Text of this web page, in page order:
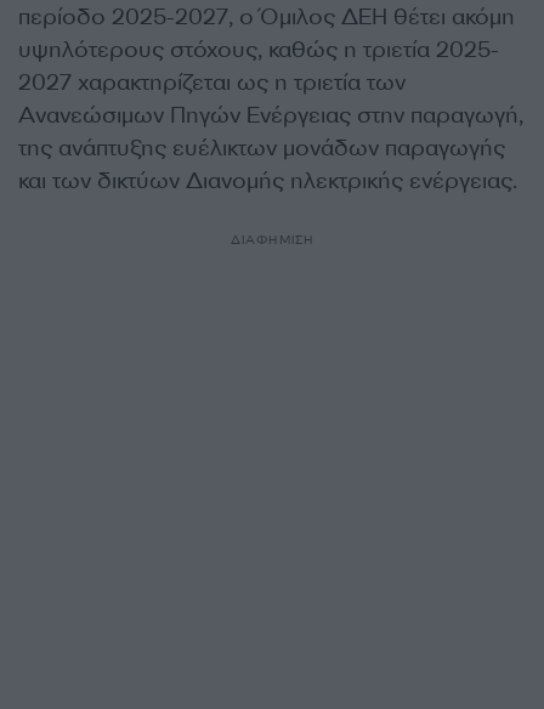
περίοδο 2025-2027, ο Όμιλος ΔΕΗ θέτει ακόμη
υψηλότερους στόχους, καθώς η τριετία 2025-
2027 χαρακτηρίζεται ως η τριετία των
Ανανεώσιμων Πηγών Ενέργειας στην παραγωγή,
της ανάπτυξης ευέλικτων μονάδων παραγωγής
και των δικτύων Διανομής ηλεκτρικής ενέργειας.
ΔΙΑΦΗΜΙΣΗ